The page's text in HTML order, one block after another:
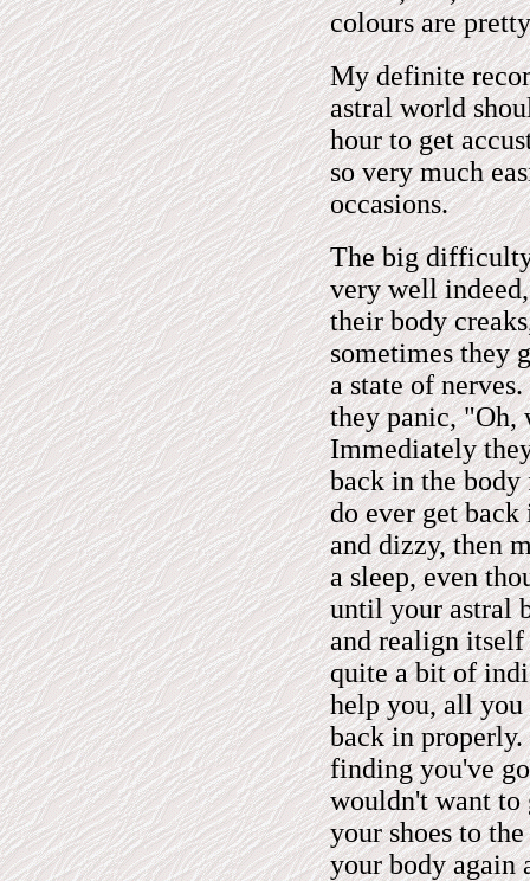
colours are
My definite
astral world
hour to get
so very much
occasions.
The big
very well
their body
sometimes they
a state of
they panic, "Oh,
Immediately
back in the
do ever get
and dizzy, then
a sleep, even
until your astral
and realign
quite a bit of
help you, all you
back in
finding you've
wouldn't want to
your shoes to
your body again